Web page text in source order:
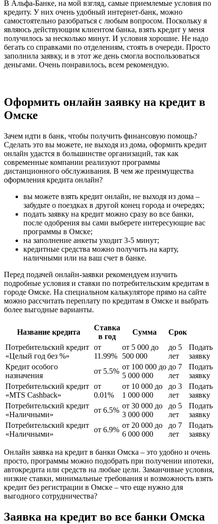
В Альфа-Банке, на мой взгляд, самые приемлемые условия по
кредиту. У них очень удобный интернет-банк, можно
самостоятельно разобраться с любым вопросом. Поскольку я
являюсь действующим клиентом банка, взять кредит у меня
получилось за несколько минут. И условия хорошие. Не надо
бегать со справками по отделениям, стоять в очереди. Просто
заполнила заявку, и в этот же день смогла воспользоваться
деньгами. Очень понравилось, всем рекомендую.
Оформить онлайн заявку на кредит в
Омске
Зачем идти в банк, чтобы получить финансовую помощь?
Сделать это вы можете, не выходя из дома, оформить кредит
онлайн удастся в большинстве организаций, так как
современные компании реализуют программы
дистанционного обслуживания. В чем же преимущества
оформления кредита онлайн?
вы можете взять кредит онлайн, не выходя из дома –
забудьте о поездках в другой конец города и очередях;
подать заявку на кредит можно сразу во все банки,
после одобрения вы сами выберете интересующие вас
программы в Омске;
на заполнение анкеты уходит 3-5 минут;
кредитные средства можно получить на карту,
наличными или на ваш счет в банке.
Перед подачей онлайн-заявки рекомендуем изучить
подробные условия и ставки по потребительским кредитам в
городе Омске. На специальном калькуляторе прямо на сайте
можно рассчитать переплату по кредитам в Омске и выбрать
более выгодные варианты.
Название кредита
Ставка
в год
Сумма
Срок
Потребительский кредит
«Целый год без %»
от
11.99%
от 5 000 до
500 000
до 5
лет
Подать
заявку
Кредит особого
назначения
от 5.5%
от 100 000 до
5 000 000
до 7
лет
Подать
заявку
Потребительский кредит
«MTS Cashback»
от
0.01%
от 10 000 до
1 000 000
до 3
лет
Подать
заявку
Потребительский кредит
«Наличными»
от 6.5%
от 30 000 до
3 000 000
до 5
лет
Подать
заявку
Потребительский кредит
«Наличными»
от 6.9%
от 20 000 до
6 000 000
до 7
лет
Подать
заявку
Онлайн заявка на кредит в банки Омска – это удобно и очень
просто, программы можно подобрать при получении ипотеки,
автокредита или средств на любые цели. Заманчивые условия,
низкие ставки, минимальные требования и возможность взять
кредит без регистрации в Омске – что еще нужно для
выгодного сотрудничества?
Заявка на кредит во все банки Омска